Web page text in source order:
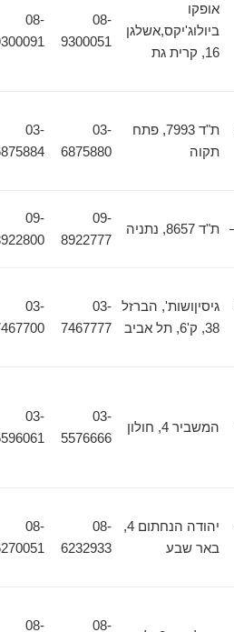
אופקו
ביולוג'יקס,אשלגן
16, קרית גת
08-
9300051
08-
9300091
ת"ד 7993, פתח
תקוה
03-
6875880
03-
6875884
ת"ד 8657, נתניה
09-
8922777
09-
8922800
גיסיןושות', הברזל
38, ק'6, תל אביב
03-
7467777
03-
7467700
המשביר 4, חולון
03-
5576666
03-
5596061
יהודה הנחתום 4,
באר שבע
08-
6232933
08-
6270051
08-
08-